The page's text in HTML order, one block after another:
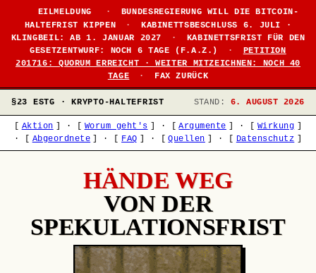
EILMELDUNG ·
BUNDESREGIERUNG WILL DIE BITCOIN-
HALTEFRIST KIPPEN
·
KABINETTSBESCHLUSS 6. JULI ·
KLINGBEIL: AB 1. JANUAR 2027
·
KABINETTSFRIST FÜR DEN
GESETZENTWURF: NOCH 6 TAGE (F.A.Z.)
·
PETITION
201716: QUORUM ERREICHT · WEITER MITZEICHNEN: NOCH 40
TAGE
· FAX ZURÜCK
§23 ESTG · KRYPTO-HALTEFRIST STAND: 6. AUGUST 2026
Aktion · Worum geht's · Argumente · Wirkung
·
Abgeordnete · FAQ · Quellen · Datenschutz
HÄNDE WEG
VON DER
SPEKULATIONSFRIST